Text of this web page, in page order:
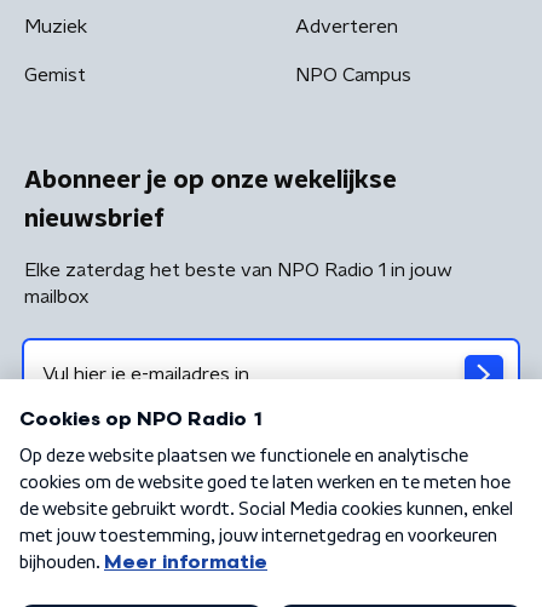
Muziek
Gemist
Adverteren
NPO Campus
Abonneer je op onze wekelijkse
nieuwsbrief
Elke zaterdag het beste van NPO Radio 1 in jouw
mailbox
Algemene voorwaarden Privacybeleid